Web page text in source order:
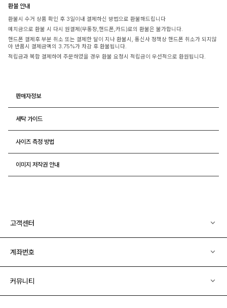
환불 안내
환불시 수거 상품 확인 후 3일이내 결제하신 방법으로 환불해드립니다
예치금으로 환불 시 다시 원결제(무통장,핸드폰,카드)로의 환불은 불가합니다.
핸드폰 결제후 부분 취소 또는 결제한 달이 지나 환불시, 통신사 정책상 핸드폰 취소가 되지않
아 반품시 결제금액의 3.75%가 차감 후 환불됩니다.
적립금과 복합 결제하여 주문하였을 경우 환불 요청시 적립금이 우선적으로 환원됩니다.
판매자정보
세탁 가이드
사이즈 측정 방법
이미지 저작권 안내
고객센터
계좌번호
커뮤니티